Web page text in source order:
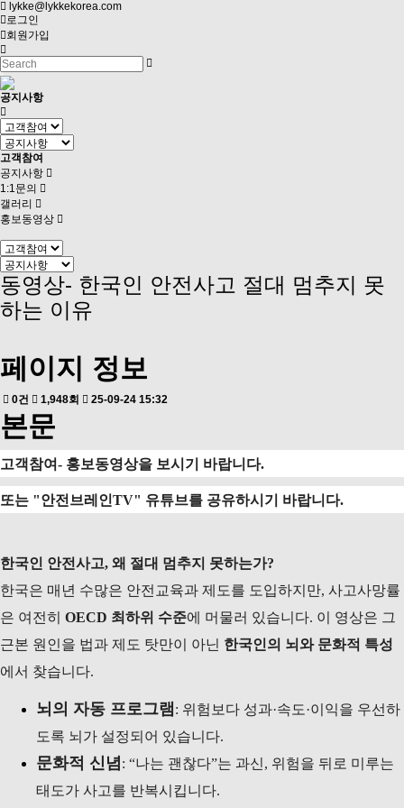
lykke@lykkekorea.com
로그인
회원가입
Toggle
navigation
공지사항
고객참여
공지사항
1:1문의
갤러리
홍보동영상
동영상- 한국인 안전사고 절대 멈추지 못
하는 이유
페이지 정보
0건 1,948회 25-09-24 15:32
본문
고객참여- 홍보동영상을 보시기 바랍니다.
또는 "안전브레인TV" 유튜브를 공유하시기 바랍니다.
한국인 안전사고, 왜 절대 멈추지 못하는가?
한국은 매년 수많은 안전교육과 제도를 도입하지만, 사고사망률
은 여전히 OECD 최하위 수준에 머물러 있습니다. 이 영상은 그
근본 원인을 법과 제도 탓만이 아닌 한국인의 뇌와 문화적 특성
에서 찾습니다.
뇌의 자동 프로그램 : 위험보다 성과·속도·이익을 우선하
도록 뇌가 설정되어 있습니다.
문화적 신념 : “나는 괜찮다”는 과신, 위험을 뒤로 미루는
태도가 사고를 반복시킵니다.